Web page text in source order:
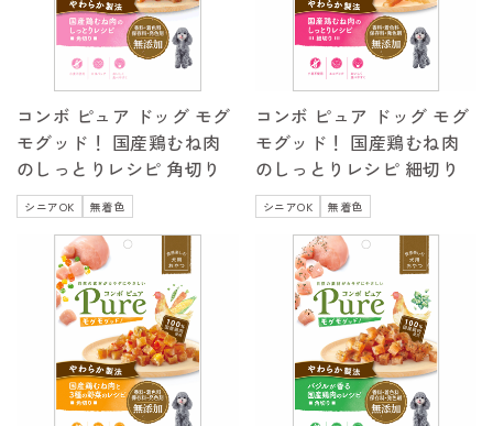
コンボ ピュア ドッグ モグ
モグッド！ 国産鶏むね肉
のしっとりレシピ 角切り
シニアOK 無着色
コンボ ピュア ドッグ モグ
モグッド！ 国産鶏むね肉
のしっとりレシピ 細切り
シニアOK 無着色